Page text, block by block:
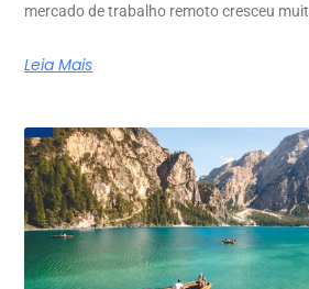
mercado de trabalho remoto cresceu
Leia Mais